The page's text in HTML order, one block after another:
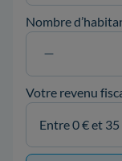
Nombre
Votre revenu